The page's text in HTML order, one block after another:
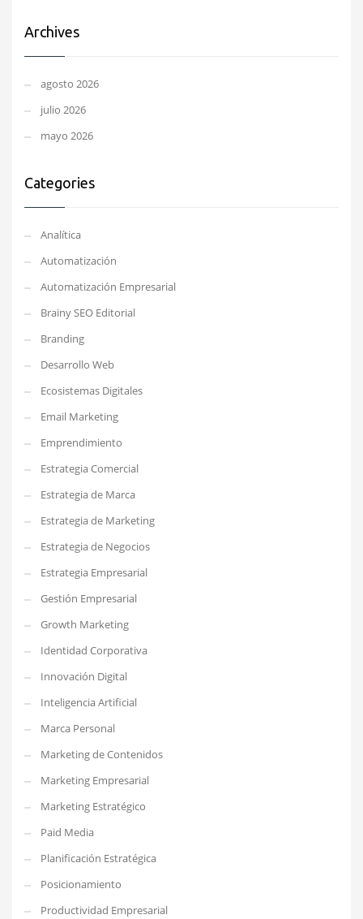
Archives
agosto 2026
julio 2026
mayo 2026
Categories
Analítica
Automatización
Automatización Empresarial
Brainy SEO Editorial
Branding
Desarrollo Web
Ecosistemas Digitales
Email Marketing
Emprendimiento
Estrategia Comercial
Estrategia de Marca
Estrategia de Marketing
Estrategia de Negocios
Estrategia Empresarial
Gestión Empresarial
Growth Marketing
Identidad Corporativa
Innovación Digital
Inteligencia Artificial
Marca Personal
Marketing de Contenidos
Marketing Empresarial
Marketing Estratégico
Paid Media
Planificación Estratégica
Posicionamiento
Productividad Empresarial